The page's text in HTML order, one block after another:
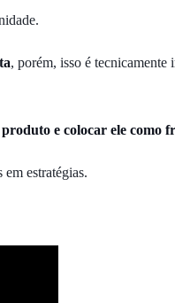
, porém, isso é
e colocar ele como
estratégias.